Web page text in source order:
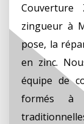
zingueur à
pose, la
en zinc.
équipe de
formés à